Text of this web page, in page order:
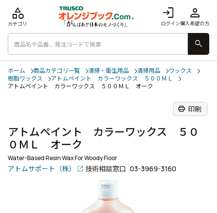
login
ログイン
person
購入希望の方
category
カテゴリ
search
ホーム 商品カテゴリ一覧 清掃・衛生用品 清掃用品
ワックス
樹脂ワックス
アトムペイント カラーワックス ５００ＭＬ
アトムペイント カラーワックス ５００ＭＬ オーク
print 印刷
アトムペイント カラーワックス ５０
０ＭＬ オーク
Water-Based Resin Wax For Woody Floor
アトムサポート（株） 技術相談窓口 03-3969-3160